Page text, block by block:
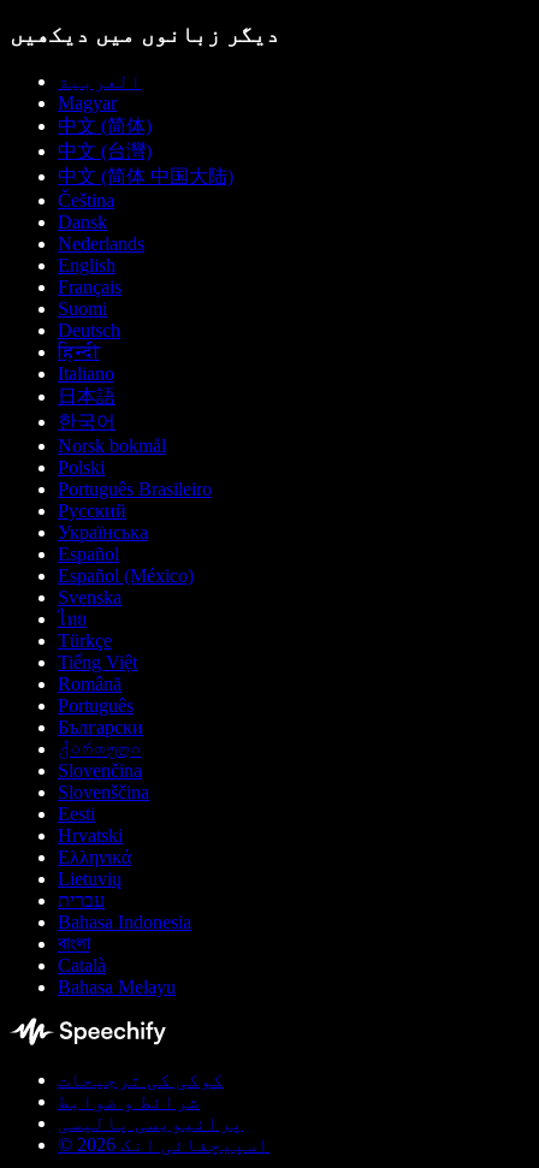
دیگر زبانوں میں دیکھیں
العربية
Magyar
中文 (简体)
中文 (台灣)
中文 (简体 中国大陆)
Čeština
Dansk
Nederlands
English
Français
Suomi
Deutsch
हिन्दी
Italiano
日本語
한국어
Norsk bokmål
Polski
Português Brasileiro
Русский
Українська
Español
Español (México)
Svenska
ไทย
Türkçe
Tiếng Việt
Română
Português
Български
ქართული
Slovenčina
Slovenščina
Eesti
Hrvatski
Ελληνικά
Lietuvių
עברית
Bahasa Indonesia
বাংলা
Català
Bahasa Melayu
کوکی کی ترجیحات
شرائط و ضوابط
پرائیویسی پالیسی
© اسپیچفائی انک 2026